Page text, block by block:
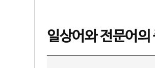
일상어와 전문어의